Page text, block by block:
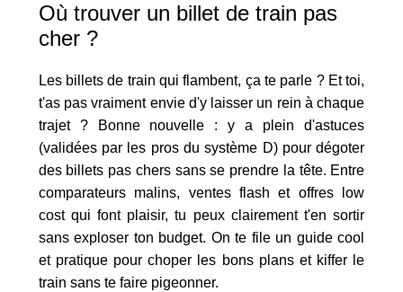
Où trouver un billet de train pas
cher ?
Les billets de train qui flambent, ça te parle ? Et toi,
t'as pas vraiment envie d'y laisser un rein à chaque
trajet ? Bonne nouvelle : y a plein d'astuces
(validées par les pros du système D) pour dégoter
des billets pas chers sans se prendre la tête. Entre
comparateurs malins, ventes flash et offres low
cost qui font plaisir, tu peux clairement t'en sortir
sans exploser ton budget. On te file un guide cool
et pratique pour choper les bons plans et kiffer le
train sans te faire pigeonner.